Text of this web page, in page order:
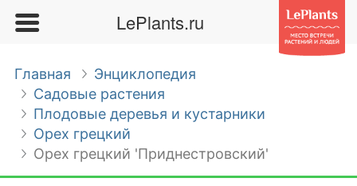
LePlants.ru
Главная
Энциклопедия
Садовые растения
Плодовые деревья и кустарники
Орех грецкий
Орех грецкий 'Приднестровский'